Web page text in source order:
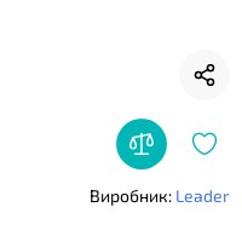
Виробник: Leader
❤